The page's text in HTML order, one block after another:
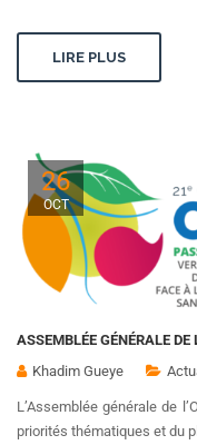
LIRE PLUS
26
OCT
ASSEMBLÉE GÉNÉRALE DE
Khadim Gueye
L’Assemblée générale de
priorités thématiques et du